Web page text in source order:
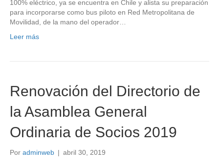
100% eléctrico, ya se encuentra en Chile y alista su preparación
para incorporarse como bus piloto en Red Metropolitana de
Movilidad, de la mano del operador…
Leer más
Renovación del Directorio de
la Asamblea General
Ordinaria de Socios 2019
Por adminweb | abril 30, 2019